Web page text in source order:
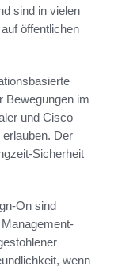
sind in vielen
öffentlichen
Bewegungen im
und Cisco
erlauben. Der
Sicherheit
On sind
wenn